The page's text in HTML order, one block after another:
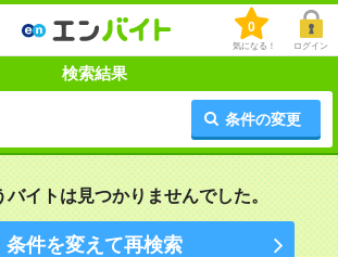
0
気になる！ ログイン
検索結果
条件の変更
バイトは見つかりませんでした。
条件を変えて再検索